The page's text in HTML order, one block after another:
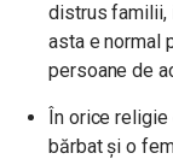
distrus familii,
asta e normal
persoane de
În orice
bărbat și o